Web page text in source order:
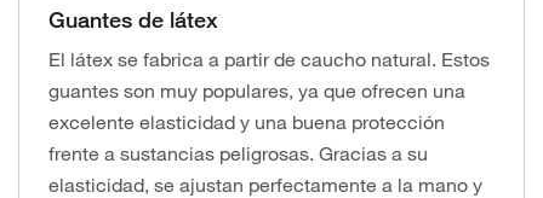
Guantes de látex
El látex se fabrica a partir de caucho natural. Estos
guantes son muy populares, ya que ofrecen una
excelente elasticidad y una buena protección
frente a sustancias peligrosas. Gracias a su
elasticidad, se ajustan perfectamente a la mano y